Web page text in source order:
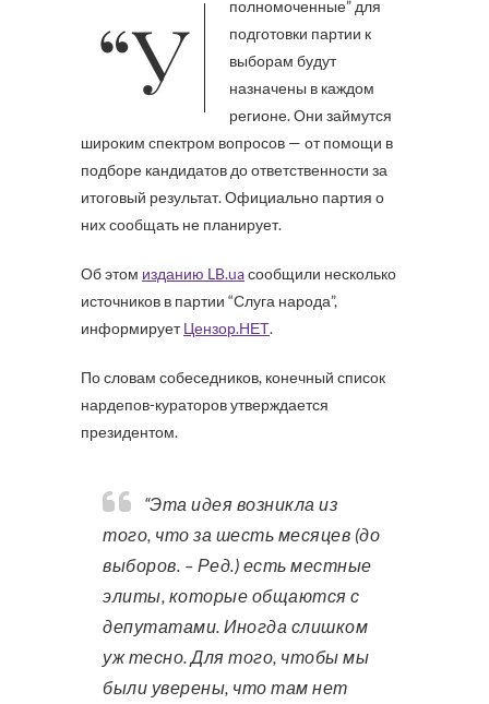
“Уполномоченные” для
подготовки партии к
выборам будут
назначены в каждом
регионе. Они займутся
широким спектром вопросов — от помощи в
подборе кандидатов до ответственности за
итоговый результат. Официально партия о
них сообщать не планирует.
Об этом изданию LB.uaсообщили несколько
источников в партии “Слуга народа”,
информируетЦензор.НЕТ.
По словам собеседников, конечный список
нардепов-кураторов утверждается
президентом.
“Эта идея возникла из
того, что за шесть месяцев (до
выборов. – Ред.) есть местные
элиты, которые общаются с
депутатами. Иногда слишком
уж тесно. Для того, чтобы мы
были уверены, что там нет